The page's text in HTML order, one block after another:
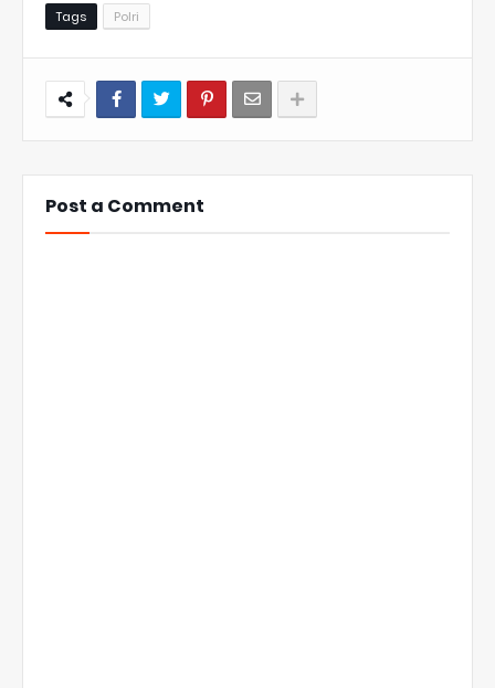
Tags Polri
Post a Comment